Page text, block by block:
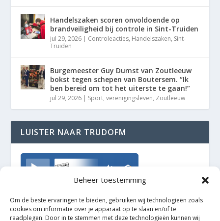
Beheer toestemming
Om de beste ervaringen te bieden, gebruiken wij technologieën zoals
cookies om informatie over je apparaat op te slaan en/of te
raadplegen. Door in te stemmen met deze technologieën kunnen wij
Handelszaken scoren onvoldoende op
brandveiligheid bij controle in Sint-Truiden
jul 29, 2026 | Controleacties, Handelszaken, Sint-
Truiden
Burgemeester Guy Dumst van Zoutleeuw
bokst tegen schepen van Boutersem. “Ik
ben bereid om tot het uiterste te gaan!”
jul 29, 2026 | Sport,verenigingsleven, Zoutleeuw
LUISTER NAAR TRUDOFM
TrudoFM